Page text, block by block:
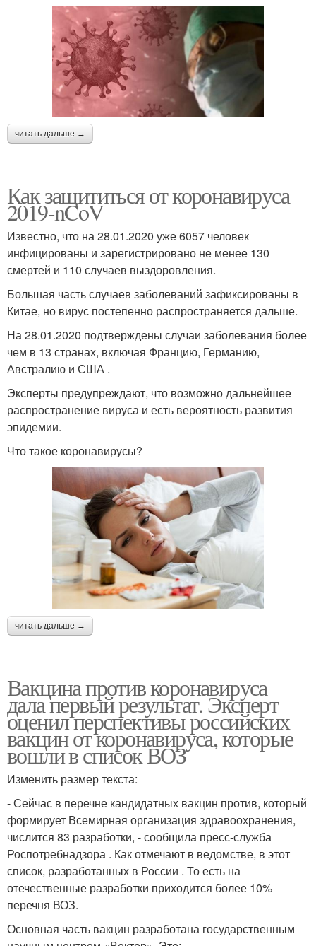
читать дальше →
Как защититься от коронавируса
2019-nCoV
Известно, что на 28.01.2020 уже 6057 человек
инфицированы и зарегистрировано не менее 130
смертей и 110 случаев выздоровления.
Большая часть случаев заболеваний зафиксированы в
Китае, но вирус постепенно распространяется дальше.
На 28.01.2020 подтверждены случаи заболевания более
чем в 13 странах, включая Францию, Германию,
Австралию и США .
Эксперты предупреждают, что возможно дальнейшее
распространение вируса и есть вероятность развития
эпидемии.
Что такое коронавирусы?
читать дальше →
Вакцина против коронавируса
дала первый результат. Эксперт
оценил перспективы российских
вакцин от коронавируса, которые
вошли в список ВОЗ
Изменить размер текста:
- Сейчас в перечне кандидатных вакцин против, который
формирует Всемирная организация здравоохранения,
числится 83 разработки, - сообщила пресс-служба
Роспотребнадзора . Как отмечают в ведомстве, в этот
список, разработанных в России . То есть на
отечественные разработки приходится более 10%
перечня ВОЗ.
Основная часть вакцин разработана государственным